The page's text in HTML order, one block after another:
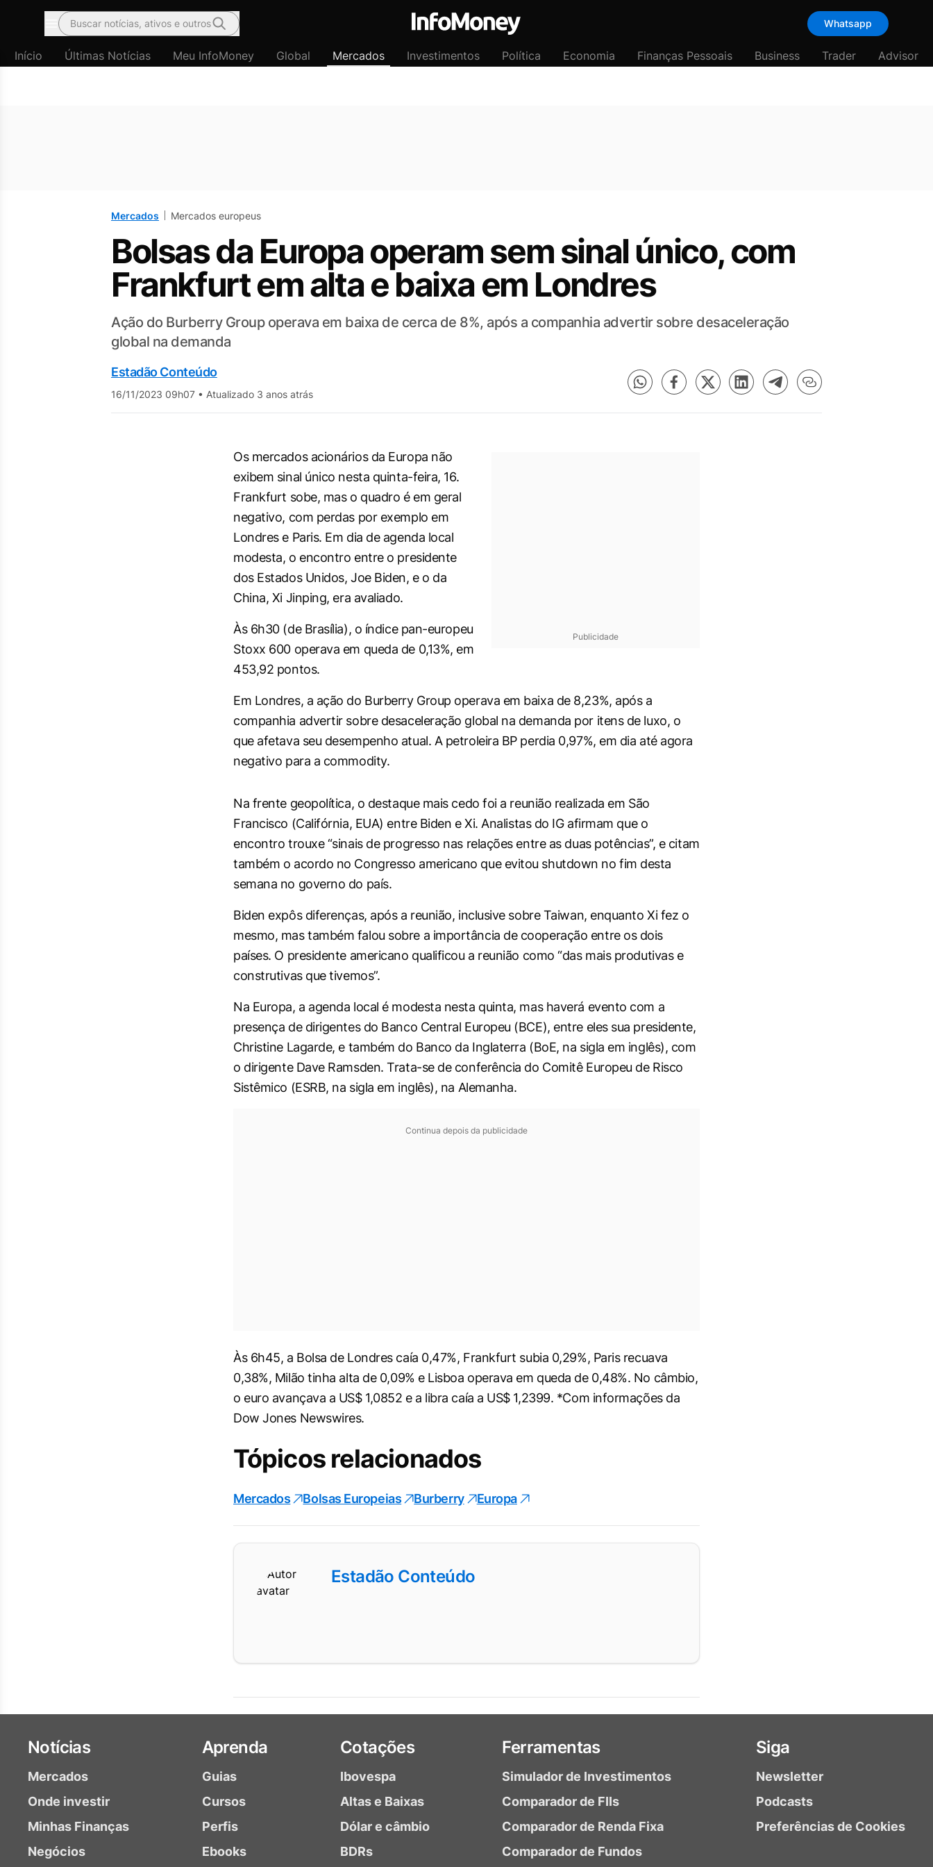
Menu
Buscar notícias, ativos e outros Whatsapp
Início Últimas Notícias Meu InfoMoney Global Mercados Investimentos Política Economia Finanças Pessoais Business Trader Advisor
Mercados Mercados europeus
Bolsas da Europa operam sem sinal único, com
Frankfurt em alta e baixa em Londres
Ação do Burberry Group operava em baixa de cerca de 8%, após a companhia advertir sobre desaceleração
global na demanda
Estadão Conteúdo
16/11/2023 09h07 • Atualizado 3 anos atrás
Publicidade
Os mercados acionários da Europa não
exibem sinal único nesta quinta-feira, 16.
Frankfurt sobe, mas o quadro é em geral
negativo, com perdas por exemplo em
Londres e Paris. Em dia de agenda local
modesta, o encontro entre o presidente
dos Estados Unidos, Joe Biden, e o da
China, Xi Jinping, era avaliado.
Às 6h30 (de Brasília), o índice pan-europeu
Stoxx 600 operava em queda de 0,13%, em
453,92 pontos.
Em Londres, a ação do Burberry Group operava em baixa de 8,23%, após a
companhia advertir sobre desaceleração global na demanda por itens de luxo, o
que afetava seu desempenho atual. A petroleira BP perdia 0,97%, em dia até agora
negativo para a commodity.
Na frente geopolítica, o destaque mais cedo foi a reunião realizada em São
Francisco (Califórnia, EUA) entre Biden e Xi. Analistas do IG afirmam que o
encontro trouxe “sinais de progresso nas relações entre as duas potências”, e citam
também o acordo no Congresso americano que evitou shutdown no fim desta
semana no governo do país.
Biden expôs diferenças, após a reunião, inclusive sobre Taiwan, enquanto Xi fez o
mesmo, mas também falou sobre a importância de cooperação entre os dois
países. O presidente americano qualificou a reunião como “das mais produtivas e
construtivas que tivemos”.
Na Europa, a agenda local é modesta nesta quinta, mas haverá evento com a
presença de dirigentes do Banco Central Europeu (BCE), entre eles sua presidente,
Christine Lagarde, e também do Banco da Inglaterra (BoE, na sigla em inglês), com
o dirigente Dave Ramsden. Trata-se de conferência do Comitê Europeu de Risco
Sistêmico (ESRB, na sigla em inglês), na Alemanha.
Continua depois da publicidade
Às 6h45, a Bolsa de Londres caía 0,47%, Frankfurt subia 0,29%, Paris recuava
0,38%, Milão tinha alta de 0,09% e Lisboa operava em queda de 0,48%. No câmbio,
o euro avançava a US$ 1,0852 e a libra caía a US$ 1,2399. *Com informações da
Dow Jones Newswires.
Tópicos relacionados
Mercados Bolsas Europeias Burberry Europa
Estadão Conteúdo
Notícias
Mercados
Onde investir
Minhas Finanças
Negócios
Aprenda
Guias
Cursos
Perfis
Ebooks
Cotações
Ibovespa
Altas e Baixas
Dólar e câmbio
BDRs
Ferramentas
Simulador de Investimentos
Comparador de FIIs
Comparador de Renda Fixa
Comparador de Fundos
Siga
Newsletter
Podcasts
Preferências de Cookies